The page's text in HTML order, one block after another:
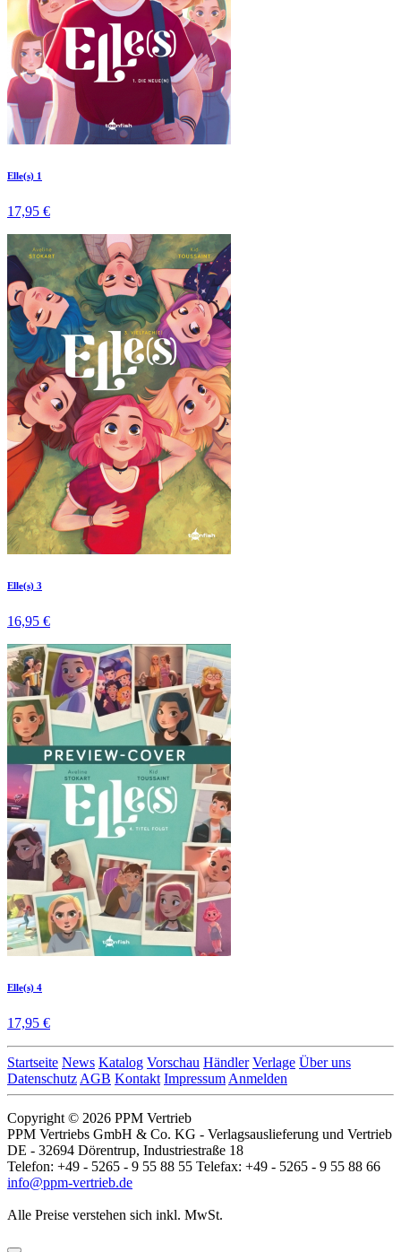
Elle(s) 1
17,95 €
Elle(s) 3
16,95 €
Elle(s) 4
17,95 €
Startseite News Katalog Vorschau Händler Verlage Über uns
Datenschutz AGB Kontakt Impressum Anmelden
Copyright © 2026 PPM Vertrieb
PPM Vertriebs GmbH & Co. KG - Verlagsauslieferung und Vertrieb
DE - 32694 Dörentrup, Industriestraße 18
Telefon: +49 - 5265 - 9 55 88 55 Telefax: +49 - 5265 - 9 55 88 66
info@ppm-vertrieb.de
Alle Preise verstehen sich inkl. MwSt.